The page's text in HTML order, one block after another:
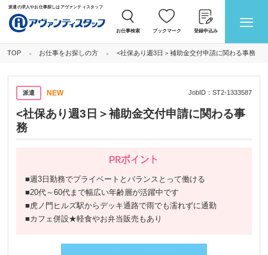
派遣の求人やお仕事探しはアヴァンティスタッフ
お仕事検索 ブックマーク 登録申込み
TOP お仕事をお探しの方 <社保あり週3日＞補助金交付申請に関わる事務
派遣 NEW JobID：ST2-1333587
<社保あり週3日＞補助金交付申請に関わる事
務
PRポイント
■週3日勤務でプライベートとバランスとって働ける
■20代～60代まで幅広い年齢層が活躍中です
■虎ノ門ヒルズ駅からデッキ通路で雨でも濡れずに通勤
■カフェ併設★軽食やお弁当販売もあり